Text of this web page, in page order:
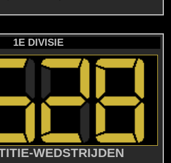
1E DIVISIE
WEDSTRIJDEN